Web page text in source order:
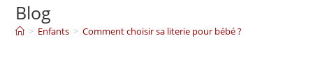
Blog
> Enfants > Comment choisir sa literie pour bébé ?